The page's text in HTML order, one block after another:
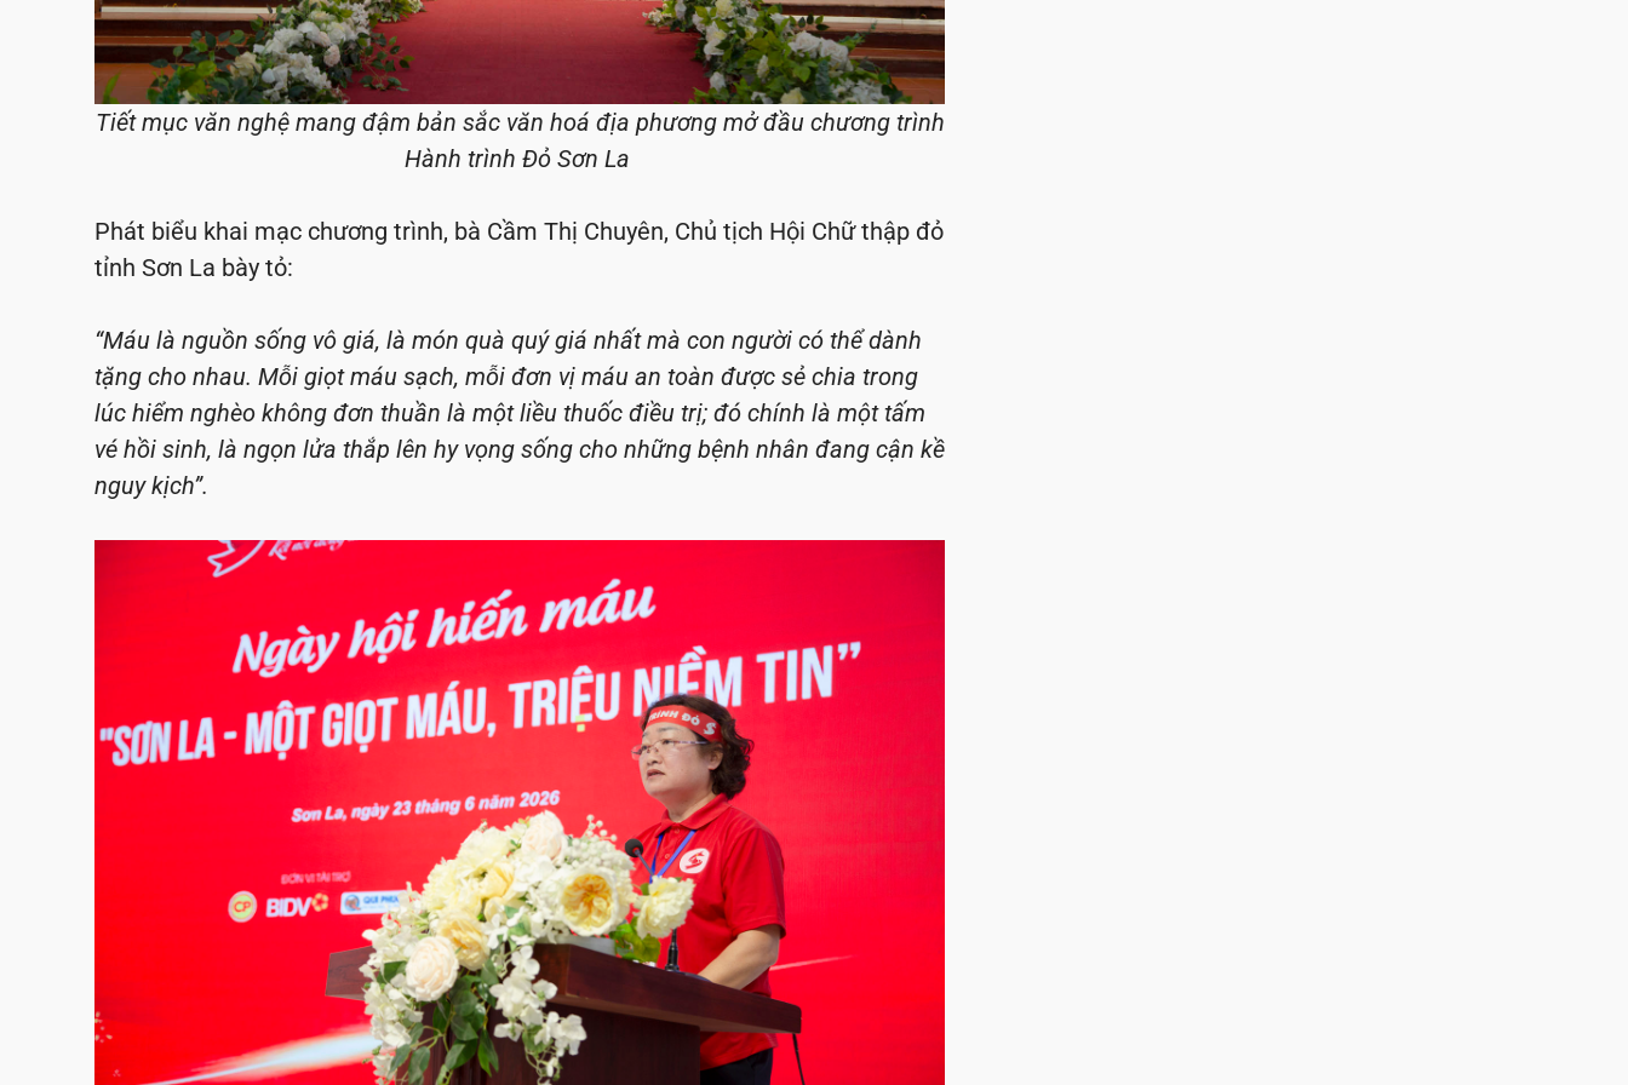
Tiết mục văn nghệ mang đậm bản sắc văn hoá địa phương mở đầu chương trình
Hành trình Đỏ Sơn La
Phát biểu khai mạc chương trình, bà Cầm Thị Chuyên, Chủ tịch Hội Chữ thập đỏ
tỉnh Sơn La bày tỏ:
“Máu là nguồn sống vô giá, là món quà quý giá nhất mà con người có thể dành
tặng cho nhau. Mỗi giọt máu sạch, mỗi đơn vị máu an toàn được sẻ chia trong
lúc hiểm nghèo không đơn thuần là một liều thuốc điều trị; đó chính là một tấm
vé hồi sinh, là ngọn lửa thắp lên hy vọng sống cho những bệnh nhân đang cận kề
nguy kịch”.